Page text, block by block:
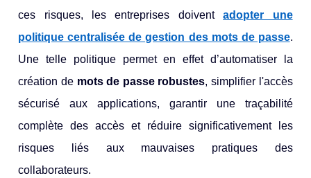
ces risques, les entreprises doiventadopter une
politique centralisée de gestion des mots de passe.
Une telle politique permet en effet d’automatiser la
création de mots de passe robustes, simplifier l'accès
sécurisé aux applications, garantir une traçabilité
complète des accès et réduire significativement les
risques liés aux mauvaises pratiques des
collaborateurs.